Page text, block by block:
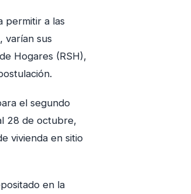
permitir a las
varían sus
Hogares (RSH),
el segundo
28 de octubre,
vivienda en sitio
en la